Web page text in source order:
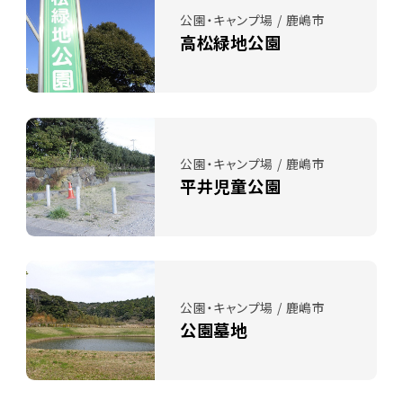
公園・キャンプ場 / 鹿嶋市
高松緑地公園
公園・キャンプ場 / 鹿嶋市
平井児童公園
公園・キャンプ場 / 鹿嶋市
公園墓地